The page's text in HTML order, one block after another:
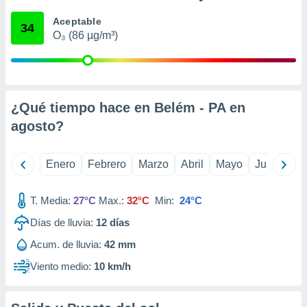
su
u
momento
en
de
un
o acceder
datos
34 Aceptable
O₃ (86 µg/m³)
¿Qué tiempo hace en Belém - PA en
agosto?
Enero Febrero Marzo Abril Mayo Junio
T. Media: 27°C Max.: 32°C Min: 24°C
Días de lluvia: 12 días
Acum. de lluvia: 42 mm
Viento medio: 10 km/h